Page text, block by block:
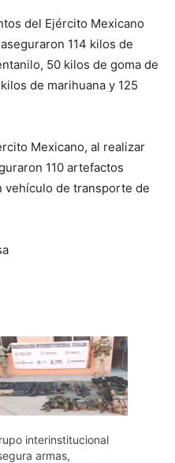
del Ejército Mexicano
114 kilos de
50 kilos de goma de
de marihuana y 125
Mexicano, al realizar
110 artefactos
vehículo de transporte de
interinstitucional
armas,